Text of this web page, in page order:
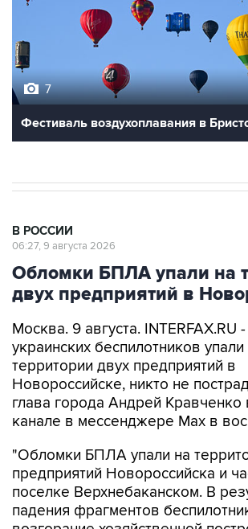
7
Фестиваль воздухоплавания в
В РОССИИ
06:27, 9 августа 2026
Обломки БПЛА упали на
двух предприятий в
Москва. 9 августа. INTERFAX.RU
украинских беспилотников упали
территории двух предприятий в
Новороссийске, никто не
глава города Андрей Кравченко
канале в мессенджере Max в
"Обломки БПЛА упали на
предприятий Новороссийска и
поселке Верхнебаканском. В
падения фрагментов